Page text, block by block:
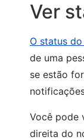
Ver
O status
de uma
se estão
Você pode
direita do